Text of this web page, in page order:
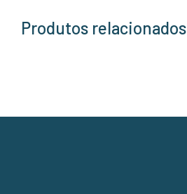
Produtos relacionados